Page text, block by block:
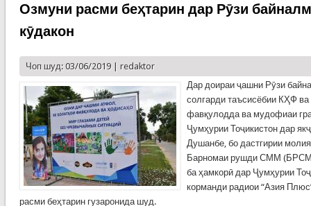
Озмуни расми беҳтарин дар Рӯзи
кӯдакон
Чоп шуд: 03/06/2019 | redaktor
Дар доираи ҷашни Рӯзи
солгарди таъсисёбии КҲФ
фавқулодда ва мудофиаи
Ҷумҳурии Тоҷикистон дар
Душанбе, бо дастгирии
Барномаи рушди СММ
ба ҳамкорӣ дар Ҷумҳурии
корманди радиои “Азия
расми беҳтарин гузаронида шуд.